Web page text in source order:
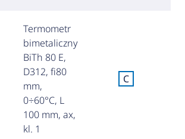
Termometr
bimetaliczny
BiTh 80 E,
D312, fi80
mm,
0÷60°C, L
100 mm, ax,
kl. 1
C